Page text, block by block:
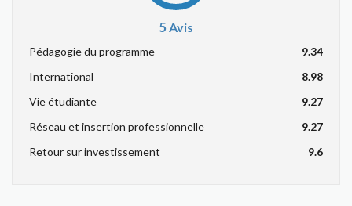
5Avis
Pédagogie du programme
9.34
International
8.98
Vie étudiante
9.27
Réseau et insertion professionnelle
9.27
Retour sur investissement
9.6